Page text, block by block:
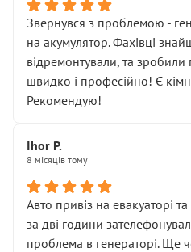
послуга. Тим більше, я був
діагностики ходової не
зауваження гроші за цю
лише підтвердило мою
Але головне — я виїжджаю з
залишився таким самим, як і
Далі ситуація тільки
• сказали, що тепер
• що біля авто стояти вже не
• почали озвучувати купу
чіткого пояснення
( ну все зняли та доробили)
Звернувся з проблемою -
на акумулятор. Фахівці
відремонтували, та зробили
швидко і професійно! Є
Рекомендую!
Ihor P.
8 місяців тому
Авто привіз на евакуаторі
за дві години
проблема в генераторі. Ще